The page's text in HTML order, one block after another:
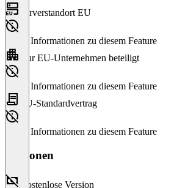
Serverstandort EU
Keine Informationen zu diesem Feature
Nur EU-Unternehmen beteiligt
Keine Informationen zu diesem Feature
EU-Standardvertrag
Keine Informationen zu diesem Feature
Versionen
Kostenlose Version